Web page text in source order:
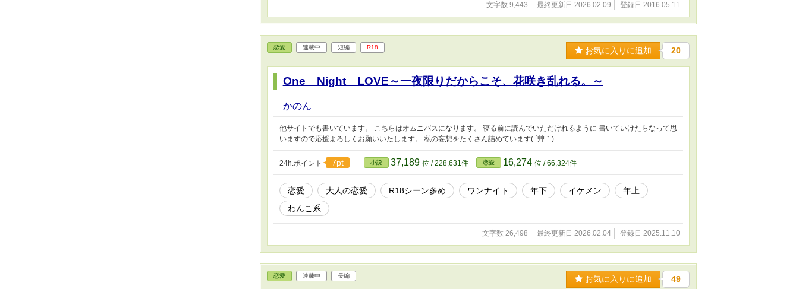
文字数 9,443 最終更新日 2026.02.09 登録日 2016.05.11
恋愛 連載中 短編 R18 お気に入りに追加 20
One Night LOVE～一夜限りだからこそ、花咲き乱れる。～
かのん
他サイトでも書いています。 こちらはオムニバスになります。 寝る前に読んでいただけれるように 書いていけたらなって思
いますので応援よろしくお願いいたします。 私の妄想をたくさん詰めています( ´艸｀)
24h.ポイント 7pt 小説 37,189 位 / 228,631件 恋愛 16,274 位 / 66,324件
恋愛 大人の恋愛 R18シーン多め ワンナイト 年下 イケメン
年上
わんこ系
文字数 26,498 最終更新日 2026.02.04 登録日 2025.11.10
恋愛 連載中 長編 お気に入りに追加 49